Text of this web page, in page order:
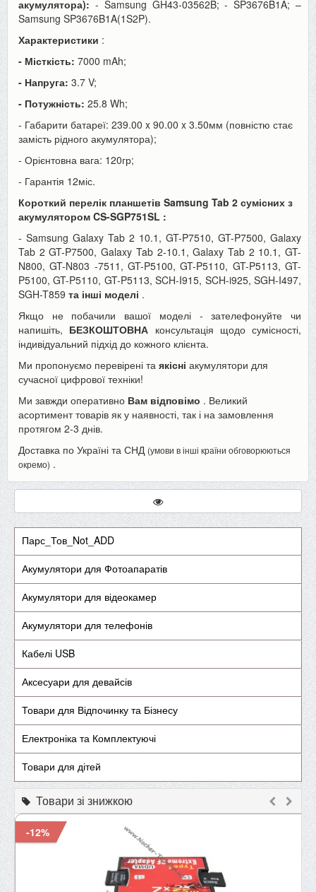
акумулятора): - Samsung GH43-03562B; - SP3676B1A; –
Samsung SP3676B1A(1S2P).
Характеристики :
- Місткість: 7000 mAh;
- Напруга: 3.7 V;
- Потужність: 25.8 Wh;
- Габарити батареї: 239.00 x 90.00 x 3.50мм (повністю стає
замість рідного акумулятора);
- Орієнтовна вага: 120гр;
- Гарантія 12міс.
Короткий перелік планшетів Samsung Tab 2 сумісних з
акумулятором CS-SGP751SL :
- Samsung Galaxy Tab 2 10.1, GT-P7510, GT-P7500, Galaxy
Tab 2 GT-P7500, Galaxy Tab 2-10.1, Galaxy Tab 2 10.1, GT-
N800, GT-N803 -7511, GT-P5100, GT-P5110, GT-P5113, GT-
P5100, GT-P5110, GT-P5113, SCH-I915, SCH-i925, SGH-I497,
SGH-T859 та інші моделі .
Якщо не побачили вашої моделі - зателефонуйте чи
напишіть, БЕЗКОШТОВНА консультація щодо сумісності,
індивідуальний підхід до кожного клієнта.
Ми пропонуємо перевірені та якісні акумулятори для
сучасної цифрової техніки!
Ми завжди оперативно Вам відповімо . Великий
асортимент товарів як у наявності, так і на замовлення
протягом 2-3 днів.
Доставка по Україні та СНД (умови в інші країни обговорюються
окремо) .
Парс_Тов_Not_ADD
Акумулятори для Фотоапаратів
Акумулятори для відеокамер
Акумулятори для телефонів
Кабелі USB
Аксесуари для девайсів
Товари для Відпочинку та Бізнесу
Електроніка та Комплектуючі
Товари для дітей
Товари зі знижкою
-12%